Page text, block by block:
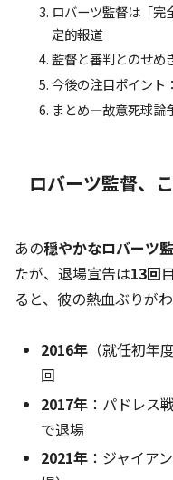
ロバーツ監督は「
定的報道
監督と審判とのせめ
今後の注目ポイント
まとめ—故意死球論
ロバーツ監督、
あの穏やかなロバーツ
たが、退場宣告は13回
ると、彼の熱血ぶりが
2016年 （就任初年
回
2017年 ：パドレス
で退場
2021年 ：ジャイア